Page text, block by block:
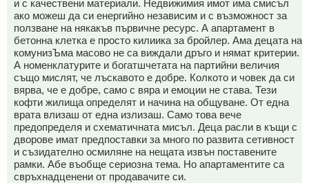
и с качествени материали. Недвижимия имот има смисъл
ако можеш да си енергийно независим и с възможност за
ползване на някакъв първичне ресурс. А апартамент в
бетонна клетка е просто килиика за бройлер. Ама децата на
комунизЪма масово не са виждали дръго и нямат критерии.
А номенклатурите и богатшчетата на партийни величия
също мислят, че лъскавото е добре. Колкото и човек да си
вярва, че е добре, само с вяра и емоции не става. Тези
кофти жилища определят и начина на общуване. От една
врата влизаш от една излизаш. Само това вече
предопределя и схематичната мисъл. Деца расли в къщи с
дворове имат предпоставки за много по развита сетивност
и съзидателно осмиляне на нещата извън поставените
рамки. Абе въобще сериозна тема. Но апартаментите са
свръхнадценени от продавачите си.